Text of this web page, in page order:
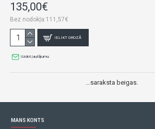
135,00€
Bez nodokļa:111,57€
IELIKT GROZĀ
Uzdot jautājumu
...saraksta beigas.
MANS KONTS